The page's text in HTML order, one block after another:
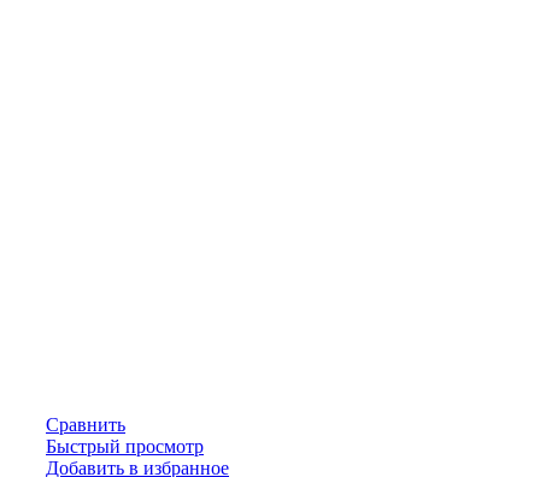
Сравнить
Быстрый просмотр
Добавить в избранное